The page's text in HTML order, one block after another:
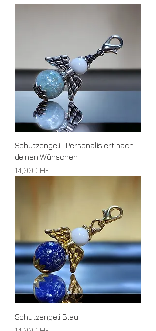
Schutzengeli I Personalisiert nach
deinen Wünschen
Preis
14,00 CHF
Schutzengeli Blau